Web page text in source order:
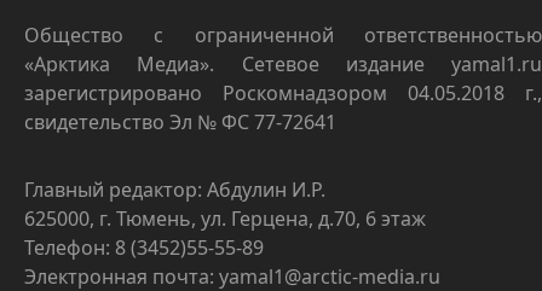
Общество с ограниченной ответственностью
«Арктика Медиа». Сетевое издание yamal1.ru
зарегистрировано Роскомнадзором 04.05.2018 г.,
свидетельство Эл № ФС 77-72641
Главный редактор: Абдулин И.Р.
625000, г. Тюмень, ул. Герцена, д.70, 6 этаж
Телефон: 8 (3452)55-55-89
Электронная почта: yamal1@arctic-media.ru